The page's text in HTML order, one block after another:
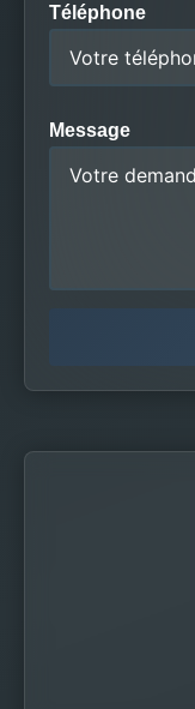
Téléphone
Message